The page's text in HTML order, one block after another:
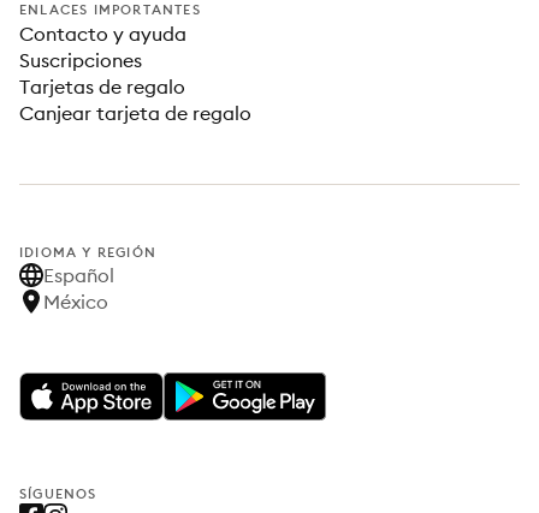
ENLACES IMPORTANTES
Contacto y ayuda
Suscripciones
Tarjetas de regalo
Canjear tarjeta de regalo
IDIOMA Y REGIÓN
Español
México
SÍGUENOS